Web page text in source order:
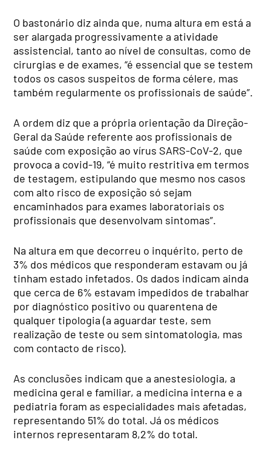
O bastonário diz ainda que, numa altura em está a
ser alargada progressivamente a atividade
assistencial, tanto ao nível de consultas, como de
cirurgias e de exames, “é essencial que se testem
todos os casos suspeitos de forma célere, mas
também regularmente os profissionais de saúde”.
A ordem diz que a própria orientação da Direção-
Geral da Saúde referente aos profissionais de
saúde com exposição ao vírus SARS-CoV-2, que
provoca a covid-19, “é muito restritiva em termos
de testagem, estipulando que mesmo nos casos
com alto risco de exposição só sejam
encaminhados para exames laboratoriais os
profissionais que desenvolvam sintomas”.
Na altura em que decorreu o inquérito, perto de
3% dos médicos que responderam estavam ou já
tinham estado infetados. Os dados indicam ainda
que cerca de 6% estavam impedidos de trabalhar
por diagnóstico positivo ou quarentena de
qualquer tipologia (a aguardar teste, sem
realização de teste ou sem sintomatologia, mas
com contacto de risco).
As conclusões indicam que a anestesiologia, a
medicina geral e familiar, a medicina interna e a
pediatria foram as especialidades mais afetadas,
representando 51% do total. Já os médicos
internos representaram 8,2% do total.